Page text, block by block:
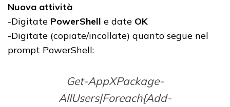
Nuova attività
-Digitate PowerShell e date OK
-Digitate (copiate/incollate) quanto segue nel
prompt PowerShell:
Get-AppXPackage-
AllUsers|Foreach{Add-